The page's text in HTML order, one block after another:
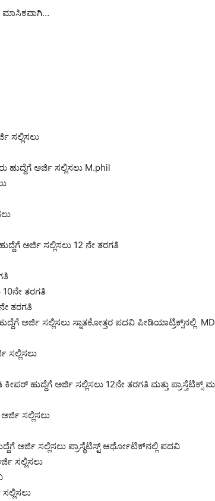
ಮಾಸಿಕವಾಗಿ…
ಸಲ್ಲಿಸಲು
ಅರ್ಜಿ ಸಲ್ಲಿಸಲು M.phil
ಅರ್ಜಿ ಸಲ್ಲಿಸಲು 12 ನೇ ತರಗತಿ
ತರಗತಿ
ತರಗತಿ
ಅರ್ಜಿ ಸಲ್ಲಿಸಲು ಸ್ನಾತಕೋತ್ತರ ಪದವಿ ಪೀಡಿಯಾಟ್ರಿಕ್ಸ್‌ನಲ್ಲಿ
ಸಲ್ಲಿಸಲು
ಹುದ್ದೆಗೆ ಅರ್ಜಿ ಸಲ್ಲಿಸಲು 12ನೇ ತರಗತಿ ಮತ್ತು ಪ್ರಾಸ್ತೆಟಿಕ್ಸ್
ಸಲ್ಲಿಸಲು
ಅರ್ಜಿ ಸಲ್ಲಿಸಲು ಪ್ರಾಸ್ಥೆಟಿಸ್ಟ್ ಆರ್ಥೋಟಿಕ್‌ನಲ್ಲಿ ಪದವಿ
ಸಲ್ಲಿಸಲು